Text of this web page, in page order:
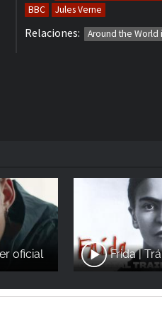
BBC
Jules Verne
Relaciones: Around the World
oficial Frida |